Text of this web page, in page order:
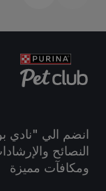
انضم الي "نادي
النصائح
ومكافآت مميزة